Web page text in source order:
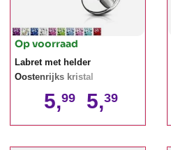
Op voorraad
Labret met helder
Oostenrijks kristal
5,99 5,39